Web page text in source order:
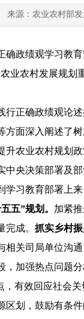
来源：农业农村部发
确政绩观学习教
业农村发展规划
正确政绩观论
面深入阐述了
农业农村规划
央决策部署及部
学习教育部署上
五”规划。 加紧
完成。 抓实乡村
相关司局单位沟通
，加强热点问题分
有效回应社会关
区划
，鼓励有条